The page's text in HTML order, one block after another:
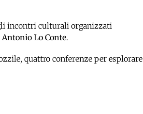
incontri culturali organizzati
Antonio Lo Conte.
quattro conferenze per esplorare